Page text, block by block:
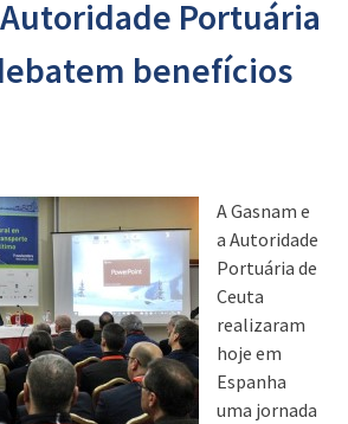
Portuária
benefícios
A Gasnam e
a Autoridade
Portuária de
Ceuta
realizaram
hoje em
Espanha
uma jornada